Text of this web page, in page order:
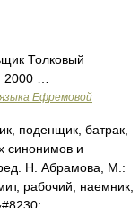
Толковый
…
Ефремовой
поденщик, батрак,
синонимов и
Н. Абрамова, М.:
рабочий, наемник,